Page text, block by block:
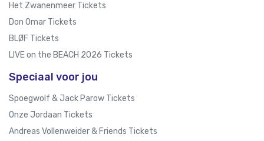
Het Zwanenmeer Tickets
Don Omar Tickets
BLØF Tickets
LIVE on the BEACH 2026 Tickets
Speciaal voor jou
Spoegwolf & Jack Parow Tickets
Onze Jordaan Tickets
Andreas Vollenweider & Friends Tickets